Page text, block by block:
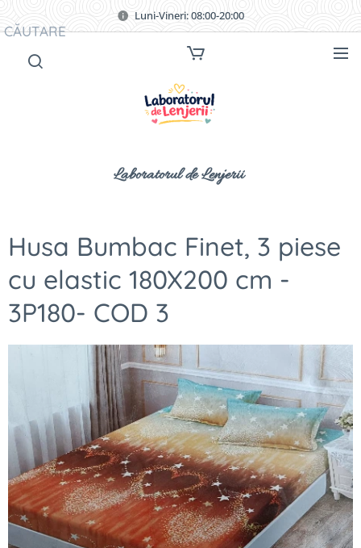
Luni-Vineri: 08:00-20:00
Laboratorul de Lenjerii
CĂUTARE
Husa Bumbac Finet, 3 piese
cu elastic 180X200 cm -
3P180- COD 3